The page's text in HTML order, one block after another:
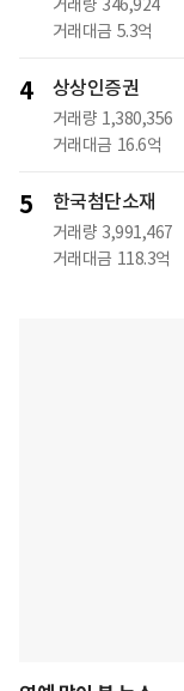
거래량 346,924
거래대금 5.3억
4 상상인증권
거래량 1,380,356
거래대금 16.6억
5 한국첨단소재
거래량 3,991,467
거래대금 118.3억